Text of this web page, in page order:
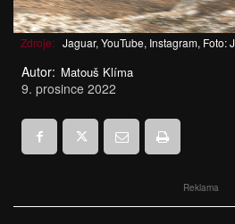
Zdroje: Jaguar, YouTube, Instagram, Foto:
Autor: Matouš Klíma
9. prosince 2022
Reklama